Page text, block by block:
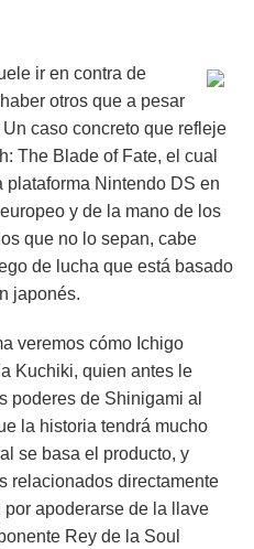
ir en contra de
otros que a pesar
caso concreto que refleje
The Blade of Fate, el cual
Nintendo DS en
y de la mano de los
que no lo sepan, cabe
de lucha que está basado
japonés.
veremos cómo Ichigo
Kuchiki, quien antes le
poderes de Shinigami al
la historia tendrá mucho
se basa el producto, y
relacionados directamente
apoderarse de la llave
Rey de la Soul